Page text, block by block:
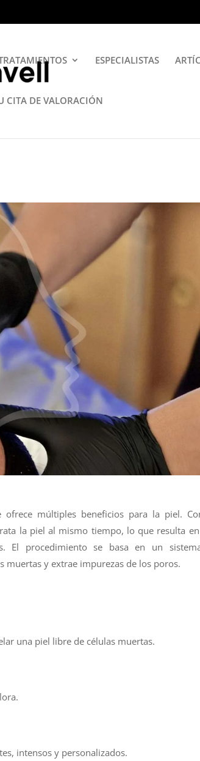
ESPECIALISTAS
CITA DE VALORACIÓN
múltiples beneficios para la piel.
la piel al mismo tiempo, lo que resulta
El procedimiento se basa en un
y extrae impurezas de los poros.
una piel libre de células muertas.
intensos y personalizados.